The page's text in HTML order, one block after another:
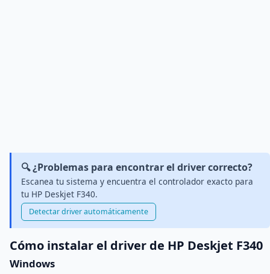
🔍 ¿Problemas para encontrar el driver correcto?
Escanea tu sistema y encuentra el controlador exacto para
tu HP Deskjet F340.
Detectar driver automáticamente
Cómo instalar el driver de HP Deskjet F340
Windows